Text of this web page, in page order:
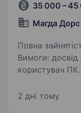
35 000 – 45
Магда Дорс
Повна
Вимоги: досвід роботи майстром ;
користувач ПК. Умови роботи: бронювання ;
рази на місяць; комфортні умови праці; робота
2 дні тому